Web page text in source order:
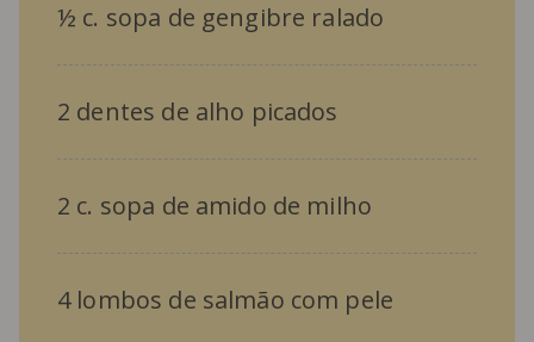
½ c. sopa de gengibre ralado
2 dentes de alho picados
2 c. sopa de amido de milho
4 lombos de salmão com pele